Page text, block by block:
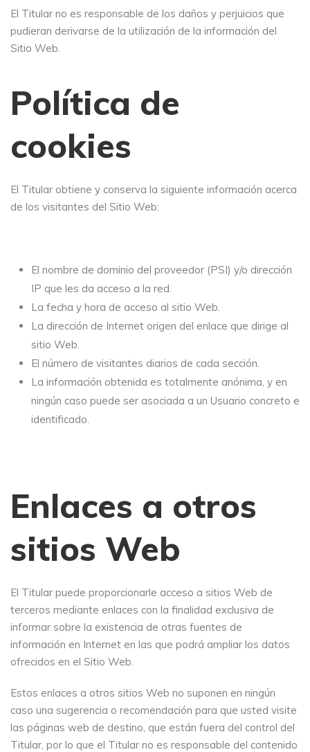
El Titular no es responsable de los daños y perjuicios que
pudieran derivarse de la utilización de la información del
Sitio Web.
Política de
cookies
El Titular obtiene y conserva la siguiente información acerca
de los visitantes del Sitio Web:
El nombre de dominio del proveedor (PSI) y/o dirección
IP que les da acceso a la red.
La fecha y hora de acceso al sitio Web.
La dirección de Internet origen del enlace que dirige al
sitio Web.
El número de visitantes diarios de cada sección.
La información obtenida es totalmente anónima, y en
ningún caso puede ser asociada a un Usuario concreto e
identificado.
Enlaces a otros
sitios Web
El Titular puede proporcionarle acceso a sitios Web de
terceros mediante enlaces con la finalidad exclusiva de
informar sobre la existencia de otras fuentes de
información en Internet en las que podrá ampliar los datos
ofrecidos en el Sitio Web.
Estos enlaces a otros sitios Web no suponen en ningún
caso una sugerencia o recomendación para que usted visite
las páginas web de destino, que están fuera del control del
Titular, por lo que el Titular no es responsable del contenido